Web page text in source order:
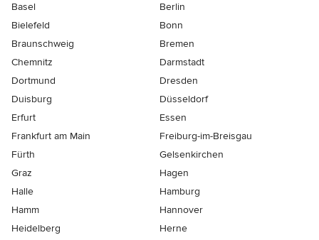
Basel
Berlin
Bielefeld
Bonn
Braunschweig
Bremen
Chemnitz
Darmstadt
Dortmund
Dresden
Duisburg
Düsseldorf
Erfurt
Essen
Frankfurt am Main
Freiburg-im-Breisgau
Fürth
Gelsenkirchen
Graz
Hagen
Halle
Hamburg
Hamm
Hannover
Heidelberg
Herne